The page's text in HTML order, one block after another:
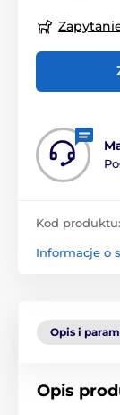
Kod produktu:
Informacje o
Opis i
Opis